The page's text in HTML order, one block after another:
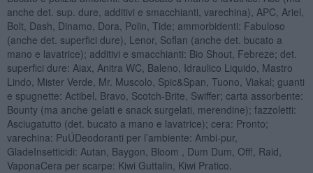
anche det. sup. dure, additivi e smacchianti, varechina), APC, Ariel,
Bolt, Dash, Dinamo, Dora, Polin, Tide; ammorbidenti: Fabuloso
(anche det. superfici dure), Lenor, Soflan (anche det. bucato a
mano e lavatrice); additivi e smacchianti: Bio Shout, Febreze; det.
superfici dure: Aiax, Anitra WC, Baleno, Idraulico Liquido, Mastro
Lindo, Mister Verde, Mr. Muscolo, Spic&Span, Tuono, Viakal; guanti
e spugnette: Actibel, Bravo, Scotch-Brite, Swiffer; carta assorbente:
Bounty (ma anche gelati e snack surgelati, merendine); fazzoletti:
Asciugatutto (det. bucato a mano e lavatrice); cera: Pronto;
varechina: PuÚDeodoranti per l’ambiente: Ambi-pur,
GladeInsetticidi: Autan, Baygon, Bloom , Dum Dum, Off!, Raid,
VaponaCera per scarpe: Kiwi Guttalin, Kiwi Pratico.